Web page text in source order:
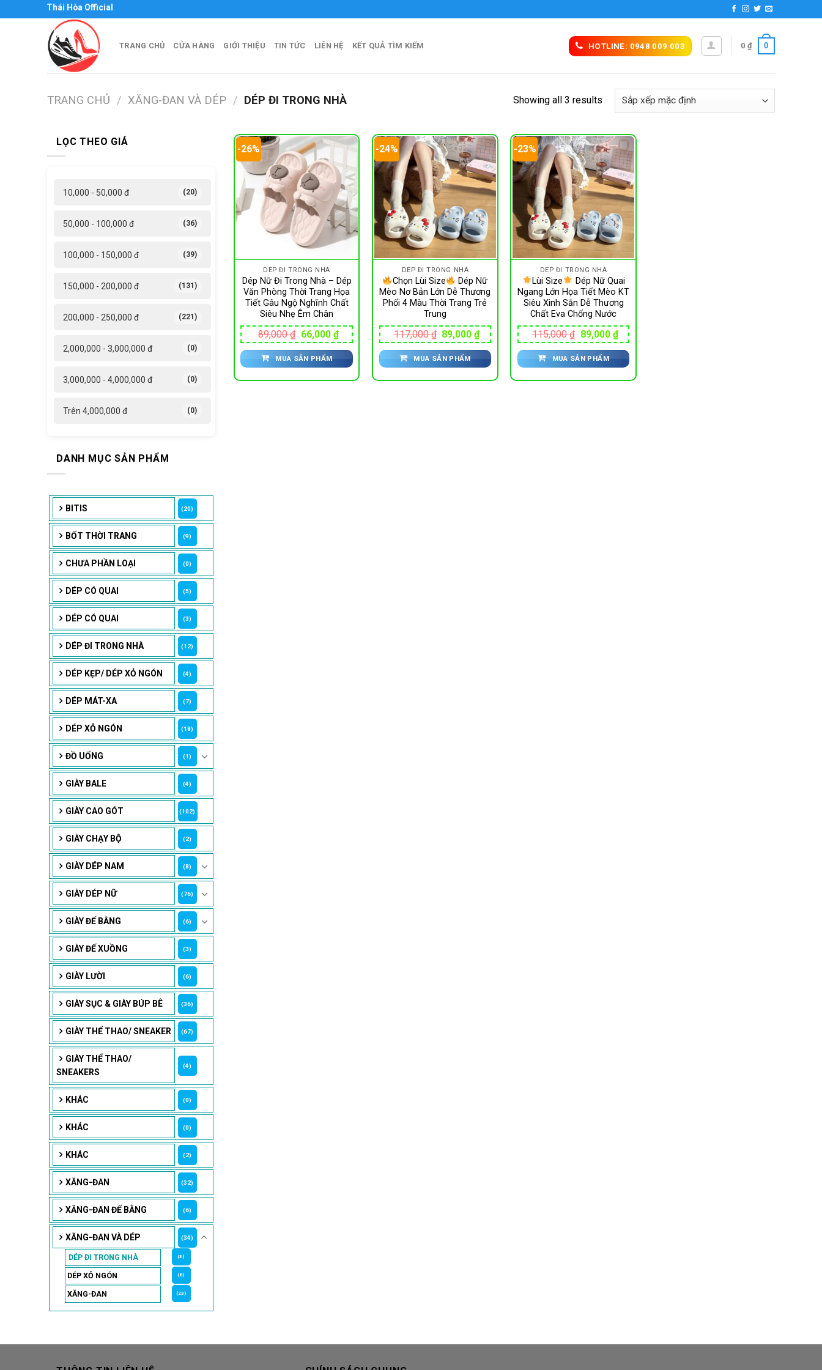
to
- Thái Hòa Official
TRANG CHỦ CỬA HÀNG GIỚI THIỆU TIN TỨC LIÊN HỆ KẾT QUẢ TÌM KIẾM HOTLINE: 0948 009 003 0 ₫ 0
TRANG CHỦ / XĂNG-ĐAN VÀ DÉP / DÉP ĐI TRONG NHÀ Showing all 3 results
LỌC THEO GIÁ
10,000 - 50,000 đ (20)
50,000 - 100,000 đ (36)
100,000 - 150,000 đ (39)
150,000 - 200,000 đ (131)
200,000 - 250,000 đ (221)
2,000,000 - 3,000,000 đ (0)
3,000,000 - 4,000,000 đ (0)
Trên 4,000,000 đ (0)
DANH MỤC SẢN PHẨM
BITIS (20)
BỐT THỜI TRANG (9)
CHƯA PHẦN LOẠI (0)
DÉP CÓ QUAI (5)
DÉP CÓ QUAI (3)
DÉP ĐI TRONG NHÀ (12)
DÉP KẸP/ DÉP XỎ NGÓN (4)
DÉP MÁT-XA (7)
DÉP XỎ NGÓN (18)
ĐỒ UỐNG (1)
GIÀY BALE (4)
GIÀY CAO GÓT (102)
GIÀY CHẠY BỘ (2)
GIÀY DÉP NAM (8)
GIÀY DÉP NỮ (76)
GIÀY ĐẾ BẰNG (6)
GIÀY ĐẾ XUỒNG (3)
GIÀY LƯỜI (6)
GIÀY SỤC & GIÀY BÚP BÊ (36)
GIÀY THỂ THAO/ SNEAKER (67)
GIÀY THỂ THAO/
SNEAKERS
(4)
KHÁC (0)
KHÁC (0)
KHÁC (2)
XĂNG-ĐAN (32)
XĂNG-ĐAN ĐẾ BẰNG (6)
XĂNG-ĐAN VÀ DÉP (34)
DÉP ĐI TRONG NHÀ (3)
DÉP XỎ NGÓN (8)
XĂNG-ĐAN (23)
-26%
DÉP ĐI TRONG NHÀ
Dép Nữ Đi Trong Nhà – Dép
Văn Phòng Thời Trang Họa
Tiết Gâu Ngộ Nghĩnh Chất
Siêu Nhẹ Êm Chân
89,000₫ Giá
gốc
là:
89,000 ₫.
66,000 ₫Giá
hiện
tại
66,000 ₫.
MUA SẢN PHẨM
-24%
DÉP ĐI TRONG NHÀ
Chọn Lùi Size
Dép Nữ
Mèo Nơ Bản Lớn Dễ Thương
Phối 4 Màu Thời Trang Trẻ
Trung
117,000₫ Giá
gốc
là:
117,000 ₫.
89,000₫Giá
hiện
tại
89,000 ₫.
MUA SẢN PHẨM
-23%
DÉP ĐI TRONG NHÀ
Lùi Size
Dép Nữ Quai
Ngang Lớn Họa Tiết Mèo KT
Siêu Xinh Sắn Dễ Thương
Chất Eva Chống Nước
115,000₫ Giá
gốc
là:
115,000 ₫.
89,000 ₫Giá
hiện
tại
89,000 ₫.
MUA SẢN PHẨM